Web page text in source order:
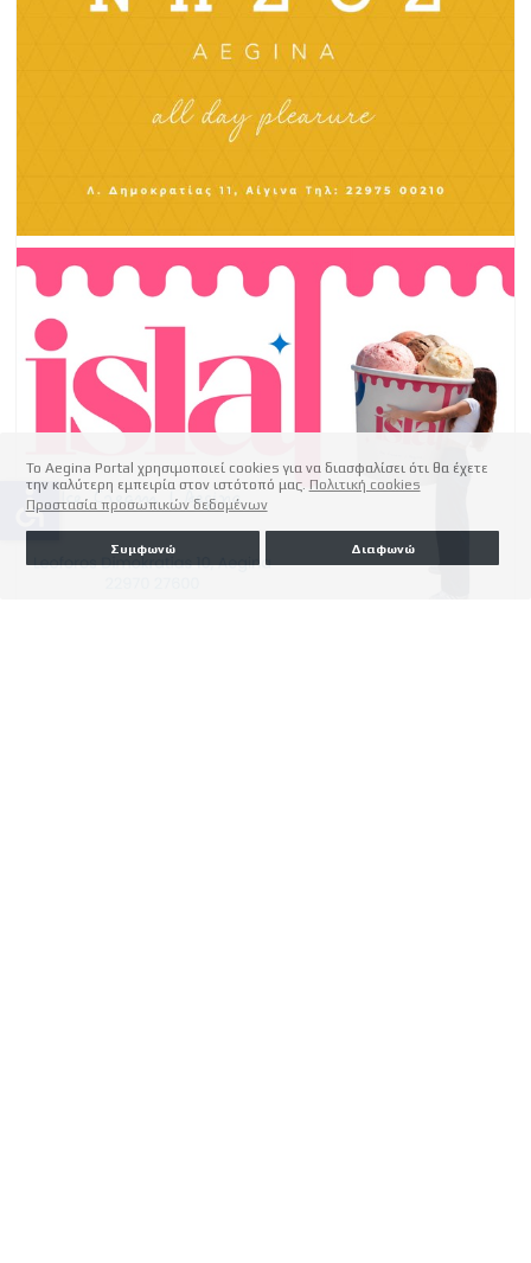
Το Aegina Portal χρησιμοποιεί cookies για να διασφαλίσει ότι θα έχετε
την καλύτερη εμπειρία στον ιστότοπό μας. Πολιτική cookies
Προστασία προσωπικών δεδομένων
Συμφωνώ Διαφωνώ
accessible